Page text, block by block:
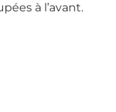
à l’avant.